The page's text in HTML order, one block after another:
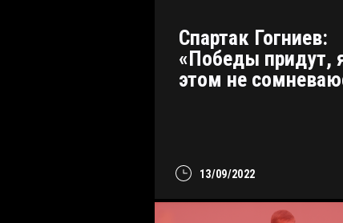
13/09/2022
Спартак Гогниев:
«Победы придут,
этом не